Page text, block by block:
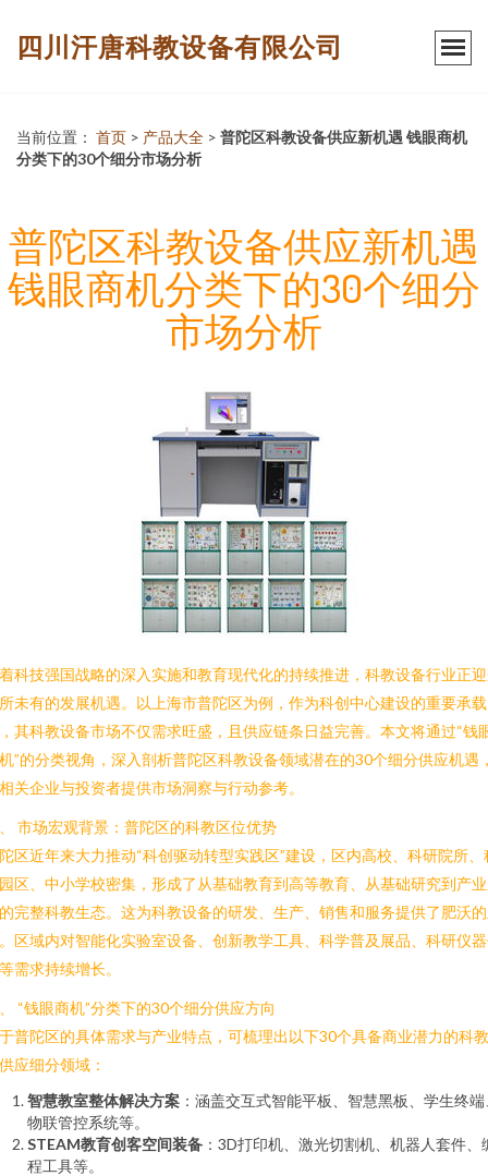
四川汗唐科教设备有限公司
当前位置： 首页 > 产品大全 > 普陀区科教设备供应新机遇 钱眼商机
分类下的30个细分市场分析
普陀区科教设备供应新机遇
钱眼商机分类下的30个细分
市场分析
科技强国战略的深入实施和教育现代化的持续推进，科教设备行业正
未有的发展机遇。以上海市普陀区为例，作为科创中心建设的重要承载
其科教设备市场不仅需求旺盛，且供应链条日益完善。本文将通过“钱
”的分类视角，深入剖析普陀区科教设备领域潜在的30个细分供应机遇
关企业与投资者提供市场洞察与行动参考。
市场宏观背景：普陀区的科教区位优势
区近年来大力推动“科创驱动转型实践区”建设，区内高校、科研院所、
区、中小学校密集，形成了从基础教育到高等教育、从基础研究到产
完整科教生态。这为科教设备的研发、生产、销售和服务提供了肥沃
区域内对智能化实验室设备、创新教学工具、科学普及展品、科研仪
需求持续增长。
“钱眼商机”分类下的30个细分供应方向
普陀区的具体需求与产业特点，可梳理出以下30个具备商业潜力的科
应细分领域：
智慧教室整体解决方案 ：涵盖交互式智能平板、智慧黑板、学生终
物联管控系统等。
STEAM教育创客空间装备 ：3D打印机、激光切割机、机器人套件、
程工具等。